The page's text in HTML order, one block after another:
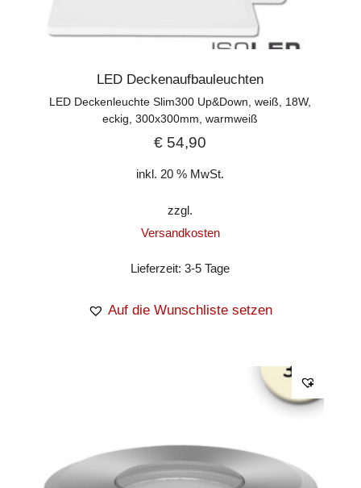
LED Deckenaufbauleuchten
LED Deckenleuchte Slim300 Up&Down, weiß, 18W,
eckig, 300x300mm, warmweiß
€ 54,90
inkl. 20 % MwSt.
zzgl.
Versandkosten
Lieferzeit:3-5 Tage
Auf die Wunschliste setzen